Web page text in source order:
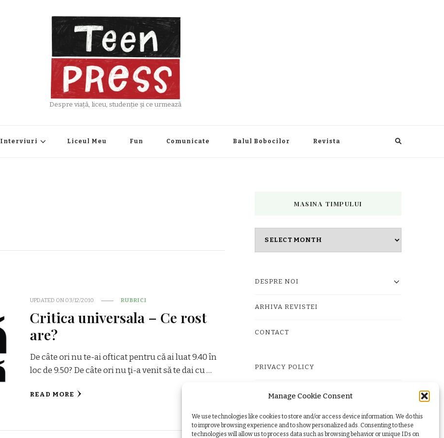
Manage Cookie Consent
We use technologies like cookies to store and/or access device information. We do this
to improve browsing experience and to show personalized ads. Consenting to these
technologies will allow us to process data such as browsing behavior or unique IDs on
Despre viață, liceu, studenție și ce urmează
Interviuri Liceul Meu Fun Comunicate Balul Bobocilor Revista
UPDATED ON 03/12/2010 RUBRICI
Critica universala – Ce rost
are?
De câte ori nu te-ai ofticat pentru că ai luat 9.40 în
loc de 9.50? De câte ori nu ţi-a venit să te dai cu …
READ MORE
MASINA TIMPULUI
DESPRE NOI
ARHIVA REVISTEI
CONTACT
PRIVACY POLICY
TERMS
COOKIE POLICY (EU)